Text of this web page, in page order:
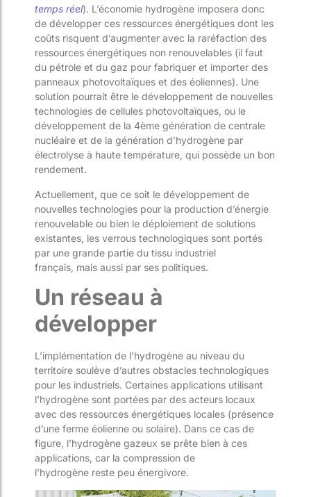
temps réel). L’économie hydrogène imposera donc
de développer ces ressources énergétiques dont les
coûts risquent d’augmenter avec la raréfaction des
ressources énergétiques non renouvelables (il faut
du pétrole et du gaz pour fabriquer et importer des
panneaux photovoltaïques et des éoliennes). Une
solution pourrait être le développement de nouvelles
technologies de cellules photovoltaïques ou le
développement de la 4ème génération de centrale
nucléaire et de la génération d’hydrogène par
électrolyse à haute température qui possède un bon
rendement.
Actuellement, que ce soit le développement de
nouvelles technologies pour la production d’énergie
renouvelable ou bien le déploiement de solutions
existantes, les verrous technologiques sont portés
par une grande partie du tissu industriel
français mais aussi par ses politiques.
Un réseau à
développer
L’implémentation de l’hydrogène au niveau du
territoire soulève d’autres obstacles technologiques
pour les industriels. Certaines applications utilisant
l’hydrogène sont portées par des acteurs locaux
avec des ressources énergétiques locales (présence
d’une ferme éolienne ou solaire). Dans ce cas de
figure, l’hydrogène gazeux se prête bien à ces
applications car la compression de
l’hydrogène reste peu énergivore.